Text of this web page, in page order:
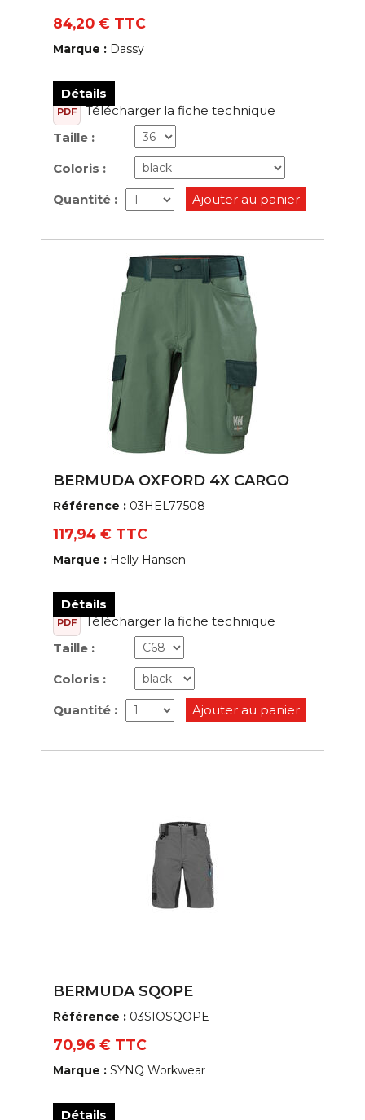
84,20 € TTC
Marque : Dassy
Détails
PDF
Télécharger la fiche technique
Taille :
Coloris :
Quantité : Ajouter au panier
BERMUDA OXFORD 4X CARGO
Référence : 03HEL77508
117,94 € TTC
Marque : Helly Hansen
Détails
PDF
Télécharger la fiche technique
Taille :
Coloris :
Quantité : Ajouter au panier
BERMUDA SQOPE
Référence : 03SIOSQOPE
70,96 € TTC
Marque : SYNQ Workwear
Détails